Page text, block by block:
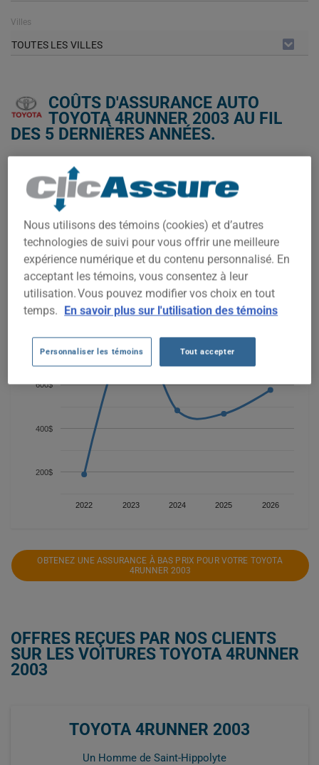
Villes
TOUTES LES VILLES
COÛTS D'ASSURANCE AUTO
TOYOTA 4RUNNER 2003 AU FIL
DES 5 DERNIÈRES ANNÉES.
Nous n'avons pas encore suffisamment de données
d'assurance auto pour ce véhicule.
Essayez un autre modèle ou une autre année, ou
commencez une soumission pour un prix personnalisé.
Pour trouver la meilleur assurance pour votre véhicule
TOYOTA 4RUNNER 2003, il est plus important que jamais de
comparer les options disponibles.
2022 2023 2024 2025 2026
200$
400$
600$
OBTENEZ UNE ASSURANCE À BAS PRIX POUR VOTRE TOYOTA
4RUNNER 2003
OFFRES REÇUES PAR NOS CLIENTS
SUR LES VOITURES TOYOTA 4RUNNER
2003
TOYOTA 4RUNNER 2003
Un Homme de Saint-Hippolyte
Nous utilisons des témoins (cookies) et d’autres
technologies de suivi pour vous offrir une meilleure
expérience numérique et du contenu personnalisé. En
acceptant les témoins, vous consentez à leur
utilisation. Vous pouvez modifier vos choix en tout
temps. En savoir plus sur l'utilisation des témoins
Personnaliser les témoins Tout accepter